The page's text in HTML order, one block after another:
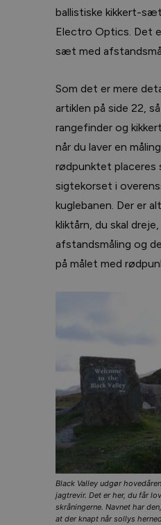
ballistiske kikkert-
Electro Optics. Det
sæt med
Som det er mere
artiklen på side 22,
rangefinder og
når du laver en
rødpunktet placeres
sigtekorset i
kuglebanen. Der er
kliktårn, du skal
afstandsmåling og
på målet med
Black Valley udgør
jagtrevir. Det er her, du får
skråningerne. Navnet har
at der knapt når sollys